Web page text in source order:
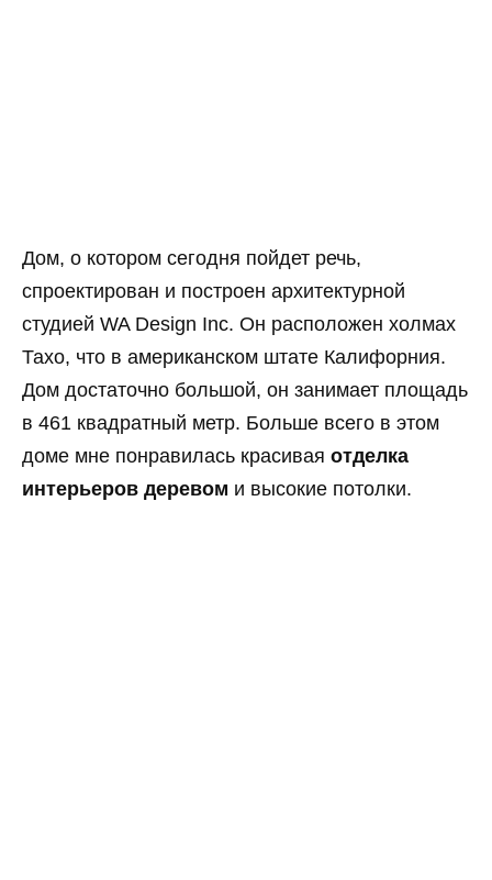
Дом, о котором сегодня пойдет речь,
спроектирован и построен архитектурной
студией WA Design Inc. Он расположен холмах
Тахо, что в американском штате Калифорния.
Дом достаточно большой, он занимает площадь
в 461 квадратный метр. Больше всего в этом
доме мне понравилась красивая отделка
интерьеров деревом и высокие потолки.